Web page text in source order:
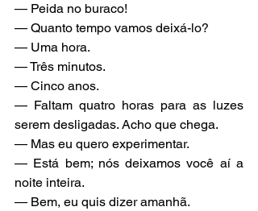
— Peida no buraco!
— Quanto tempo vamos deixá-lo?
— Uma hora.
— Três minutos.
— Cinco anos.
— Faltam quatro horas para as luzes
serem desligadas. Acho que chega.
— Mas eu quero experimentar.
— Está bem; nós deixamos você aí a
noite inteira.
— Bem, eu quis dizer amanhã.